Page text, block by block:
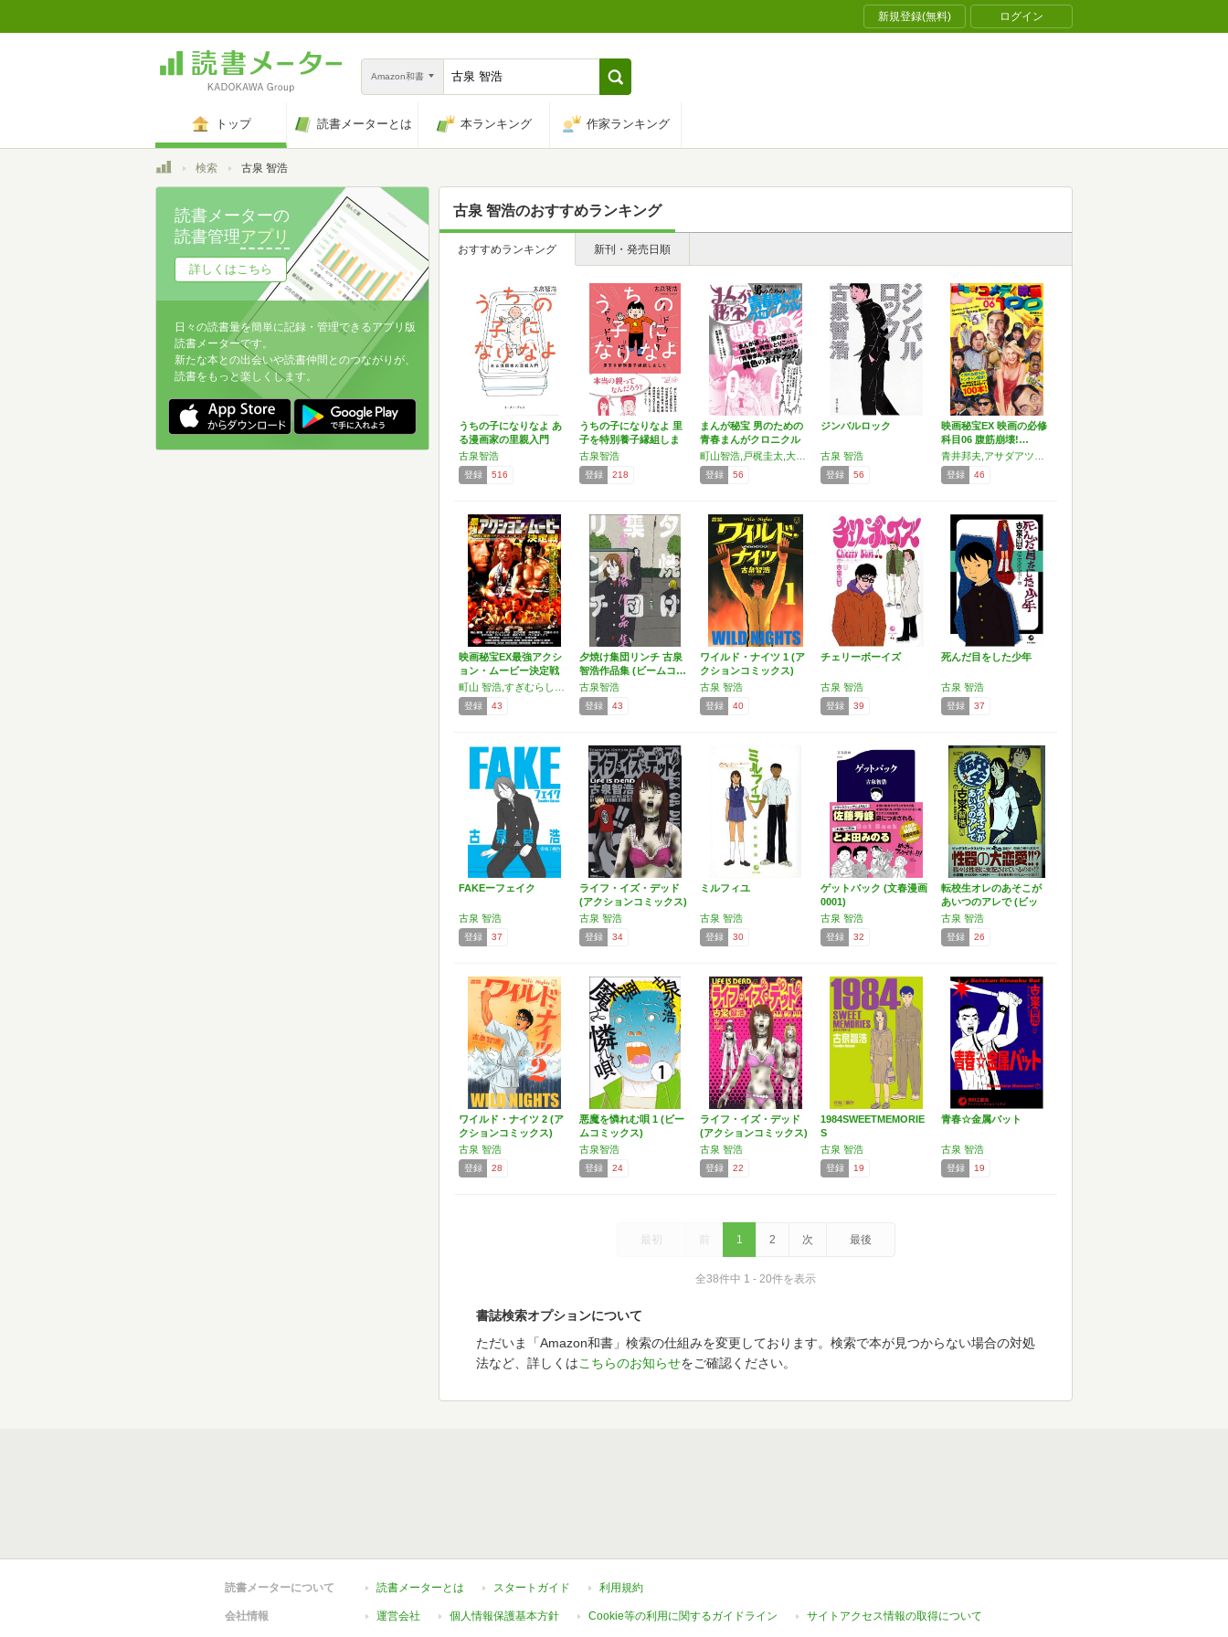
新規登録(無料) ログイン
Amazon和書
トップ 読書メーターとは 本ランキング 作家ランキング
トップ検索 古泉 智浩
古泉 智浩のおすすめランキング
おすすめランキング 新刊・発売日順
うちの子になりなよ あ
る漫画家の里親入門
古泉智浩
登録 516
うちの子になりなよ 里
子を特別養子縁組しま
した
古泉智浩
登録 218
まんが秘宝 男のための
青春まんがクロニクル
…
登録 56
ジンバルロック
古泉 智浩
登録 56
映画秘宝EX 映画の必修
科目06 腹筋崩壊!…
登録 46
映画秘宝EX最強アクシ
ョン・ムービー決定戦
…
登録 43
夕焼け集団リンチ 古泉
智浩作品集 (ビームコ…
古泉智浩
登録 43
ワイルド・ナイツ 1 (ア
クションコミックス)
古泉 智浩
登録 40
チェリーボーイズ
古泉 智浩
登録 39
死んだ目をした少年
古泉 智浩
登録 37
FAKEーフェイク
古泉 智浩
登録 37
ライフ・イズ・デッド
(アクションコミックス)
古泉 智浩
登録 34
ミルフィユ
古泉 智浩
登録 30
ゲットバック (文春漫画
0001)
古泉 智浩
登録 32
転校生オレのあそこが
あいつのアレで (ビッ
グ…
古泉 智浩
登録 26
ワイルド・ナイツ 2 (ア
クションコミックス)
古泉 智浩
登録 28
悪魔を憐れむ唄 1 (ビー
ムコミックス)
古泉智浩
登録 24
ライフ・イズ・デッド
(アクションコミックス)
古泉 智浩
登録 22
1984SWEETMEMORIE
S
古泉 智浩
登録 19
青春☆金属バット
古泉 智浩
登録 19
最初 前 1 2 次 最後
全38件中 1 - 20件を表示
書誌検索オプションについて
ただいま「Amazon和書」検索の仕組みを変更しております。検索で本が見つからない場合の対処
法など、詳しくはこちらのお知らせをご確認ください。
読書メーターの
読書管理アプリ
詳しくはこちら
日々の読書量を簡単に記録・管理できるアプリ版
読書メーターです。
新たな本との出会いや読書仲間とのつながりが、
読書をもっと楽しくします。
読書メーターについて 読書メーターとは スタートガイド 利用規約
会社情報 運営会社 個人情報保護基本方針 Cookie等の利用に関するガイドライン サイトアクセス情報の取得について